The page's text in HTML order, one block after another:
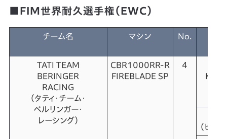
■FIM世界耐久選手権（EWC）
チーム名 マシン No.
TATI TEAM
BERINGER
RACING
（タティ・チーム・
ベルリンガー・
レーシング）
CBR1000RR-R
FIREBLADE SP
4
（ヒュ